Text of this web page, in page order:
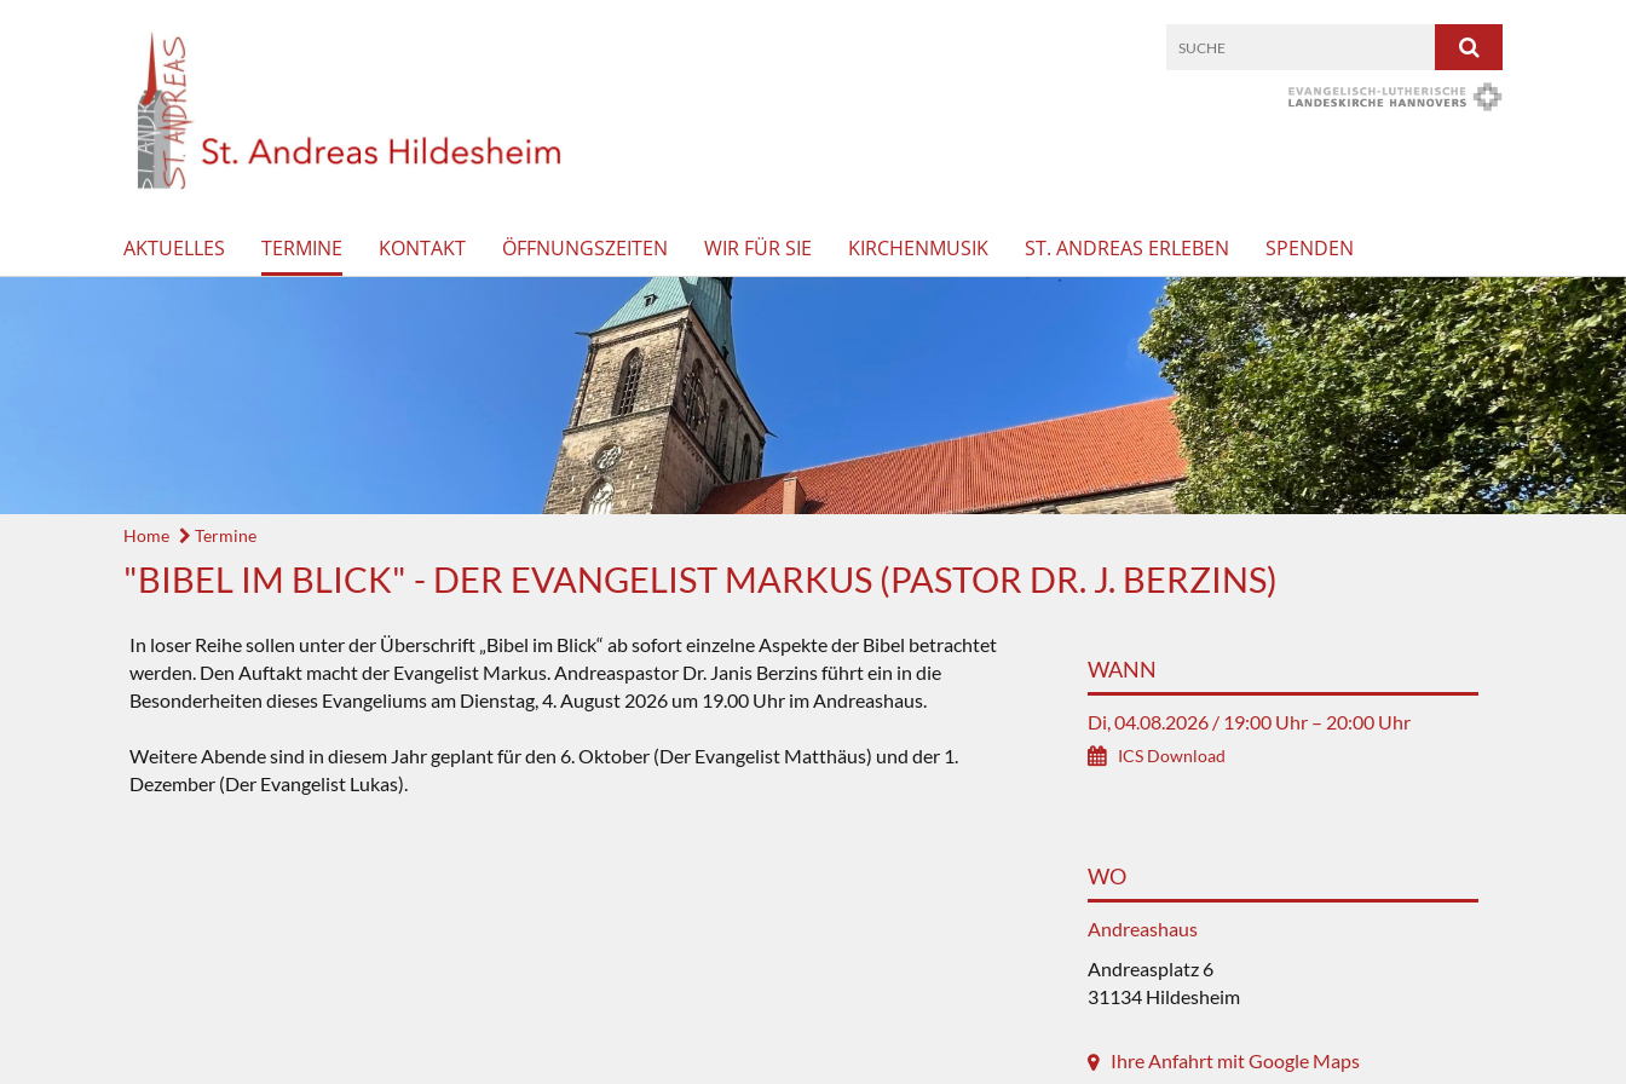
AKTUELLES TERMINE KONTAKT ÖFFNUNGSZEITEN WIR FÜR SIE KIRCHENMUSIK ST. ANDREAS ERLEBEN SPENDEN
Home Termine
"BIBEL IM BLICK" - DER EVANGELIST MARKUS (PASTOR DR. J. BERZINS)
In loser Reihe sollen unter der Überschrift „Bibel im Blick“ ab sofort einzelne Aspekte der Bibel betrachtet
werden. Den Auftakt macht der Evangelist Markus. Andreaspastor Dr. Janis Berzins führt ein in die
Besonderheiten dieses Evangeliums am Dienstag, 4. August 2026 um 19.00 Uhr im Andreashaus.
Weitere Abende sind in diesem Jahr geplant für den 6. Oktober (Der Evangelist Matthäus) und der 1.
Dezember (Der Evangelist Lukas).
WANN
Di, 04.08.2026 / 19:00 Uhr – 20:00 Uhr
ICS Download
WO
Andreashaus
Andreasplatz 6
31134 Hildesheim
Ihre Anfahrt mit Google Maps